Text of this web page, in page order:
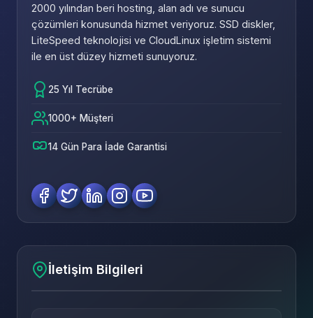
2000 yılından beri hosting, alan adı ve sunucu
çözümleri konusunda hizmet veriyoruz. SSD diskler,
LiteSpeed teknolojisi ve CloudLinux işletim sistemi
ile en üst düzey hizmeti sunuyoruz.
25 Yıl Tecrübe
1000+ Müşteri
14 Gün Para İade Garantisi
İletişim Bilgileri